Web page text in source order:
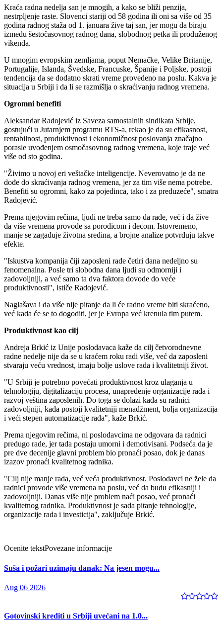
Kraća radna nedelja san je mnogih, a kako se bliži penzija,
nestrpljenje raste. Slovenci stariji od 58 godina ili oni sa više od 35
godina radnog staža od 1. januara žive taj san, jer mogu da biraju
između šestočasovnog radnog dana, slobodnog petka ili produženog
vikenda.
U mnogim evropskim zemljama, poput Nemačke, Velike Britanije,
Portugalije, Islanda, Švedske, Francuske, Španije i Poljske, postoji
tendencija da se dodatno skrati vreme provedeno na poslu. Kakva je
situacija u Srbiji i da li se razmišlja o skraćivanju radnog vremena.
Ogromni benefiti
Aleksandar Radojević iz Saveza samostalnih sindikata Srbije,
gostujući u Jutarnjem programu RTS-a, rekao je da su efikasnost,
rentabilnost, produktivnost i ekonomičnost poslovanja značajno
porasle uvođenjem osmočasovnog radnog vremena, koje traje već
više od sto godina.
"Živimo u novoj eri veštačke inteligencije. Neverovatno je da ne
dođe do skraćivanja radnog vremena, jer za tim više nema potrebe.
Benefiti su ogromni, kako za pojedinca, tako i za preduzeće", smatra
Radojević.
Prema njegovim rečima, ljudi ne treba samo da rade, već i da žive –
da više vremena provode sa porodicom i decom. Istovremeno,
manje se zagađuje životna sredina, a brojne analize potvrđuju takve
efekte.
"Iskustva kompanija čiji zaposleni rade četiri dana nedeljno su
fenomenalna. Posle tri slobodna dana ljudi su odmorniji i
zadovoljniji, a već samo ta dva faktora dovode do veće
produktivnosti", ističe Radojević.
Naglašava i da više nije pitanje da li će radno vreme biti skraćeno,
već kada će se to dogoditi, jer je Evropa već krenula tim putem.
Produktivnost kao cilj
Andreja Brkić iz Unije poslodavaca kaže da cilj četvorodnevne
radne nedelje nije da se u kraćem roku radi više, već da zaposleni
stvaraju veću vrednost, imaju bolje uslove rada i kvalitetniji život.
"U Srbiji je potrebno povećati produktivnost kroz ulaganja u
tehnologiju, digitalizaciju procesa, unapređenje organizacije rada i
razvoj veština zaposlenih. Do toga se dolazi kada su radnici
zadovoljniji, kada postoji kvalitetniji menadžment, bolja organizacija
i veći stepen automatizacije rada", kaže Brkić.
Prema njegovim rečima, ni poslodavcima ne odgovara da radnici
predugo rade, jer tada postaju umorni i demotivisani. Podseća da je
pre dve decenije glavni problem bio pronaći posao, dok je danas
izazov pronaći kvalitetnog radnika.
"Cilj nije manje rada, već veća produktivnost. Poslodavci ne žele da
radnici provode više vremena na poslu, već da budu efikasniji i
zadovoljniji. Danas više nije problem naći posao, već pronaći
kvalitetnog radnika. Produktivnost je sada pitanje tehnologije,
organizacije rada i investicija", zaključuje Brkić.
Ocenite tekstPovezane informacije
Suša i požari uzimaju danak: Na jesen mogu...
Aug 06 2026
Gotovinski krediti u Srbiji uvećani na 1.0...